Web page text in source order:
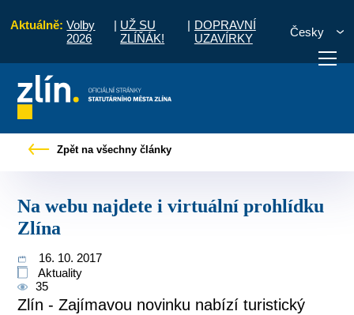
Aktuálně: Volby
2026
| UŽ SU
ZLÍŇÁK!
| DOPRAVNÍ
UZAVÍRKY
Česky
vyřídit Potřebuji zaplatit
Zpět na všechny články
Na webu najdete i virtuální prohlídku
Zlína
16. 10. 2017
Aktuality
35
Zlín - Zajímavou novinku nabízí turistický